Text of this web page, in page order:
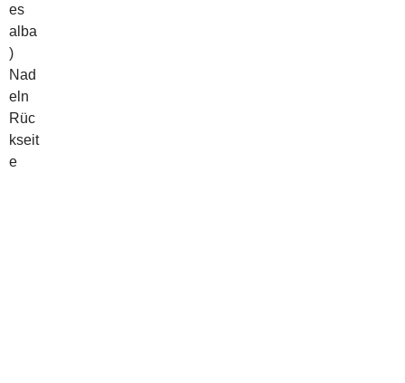
es
alba
)
Nad
eln
Rüc
kseit
e